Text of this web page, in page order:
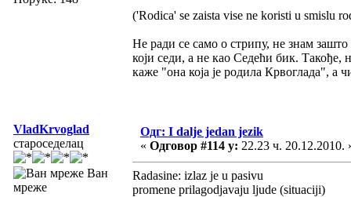
('Rodica' se zaista vise ne koristi u smislu
Не ради се само о стрипу, не знам
који седи, а не као Седећи бик. Такође,
каже "она која је родила Крвоглада", а
VladKrvoglad
староседелац
Ван
мреже
Одг: I dalje jedan jezik
« Одговор #114 у: 22.23 ч. 20.12.2010.
Radasine: izlaz je u pasivu
promene prilagodjavaju ljude (situaciji)